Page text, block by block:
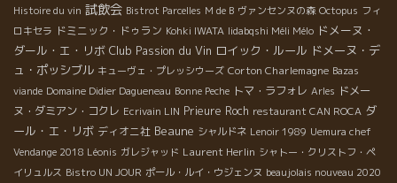
Histoire du vin 試飲会 Bistrot Parcelles M de B ヴァンセンヌの森 Octopus フィ
ロキセラ ドミニック・ドゥラン Kohki IWATA Iidabqshi Méli Mélo ドメーヌ・
ダール・エ・リボ Club Passion du Vin ロイック・ルール ドメーヌ・デ
ュ・ポッシブル キューヴェ・プレッシウーズ Corton Charlemagne Bazas
viande Domaine Didier Dagueneau Bonne Peche トマ・ラフォレ Arles ドメー
ヌ・ダミアン・コクレ Ecrivain LIN Prieure Roch restaurant CAN ROCA ダ
ール・エ・リボ ディオニ社 Beaune シャルドネ Lenoir 1989 Uemura chef
Vendange 2018 Léonis ガレジャッド Laurent Herlin シャトー・クリストフ・ペ
イリュルス Bistro UN JOUR ポール・ルイ・ウジェンヌ beaujolais nouveau 2020